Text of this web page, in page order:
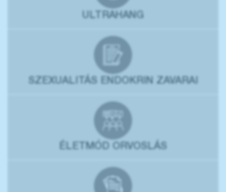
ULTRAHANG
SZEXUALITÁS ENDOKRIN ZAVARAI
ÉLETMÓD ORVOSLÁS